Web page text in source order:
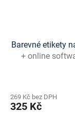
Barevné etikety
+ online
269 Kč bez DPH
325 Kč